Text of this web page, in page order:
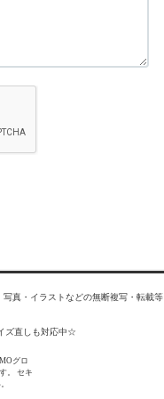
写真・イラストなどの無断複写・転載等
ズ直しも対応中☆
グロ
。 セキ